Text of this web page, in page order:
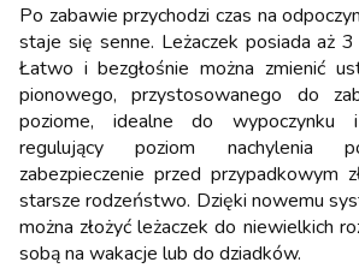
Po zabawie przychodzi czas na
staje się senne. Leżaczek posiada aż
Łatwo i bezgłośnie można zmienić
pionowego, przystosowanego do
poziome, idealne do wypoczynku
regulujący poziom nachylenia
zabezpieczenie przed przypadkowym
starsze rodzeństwo. Dzięki nowemu
można złożyć leżaczek do niewielkich
sobą na wakacje lub do dziadków.